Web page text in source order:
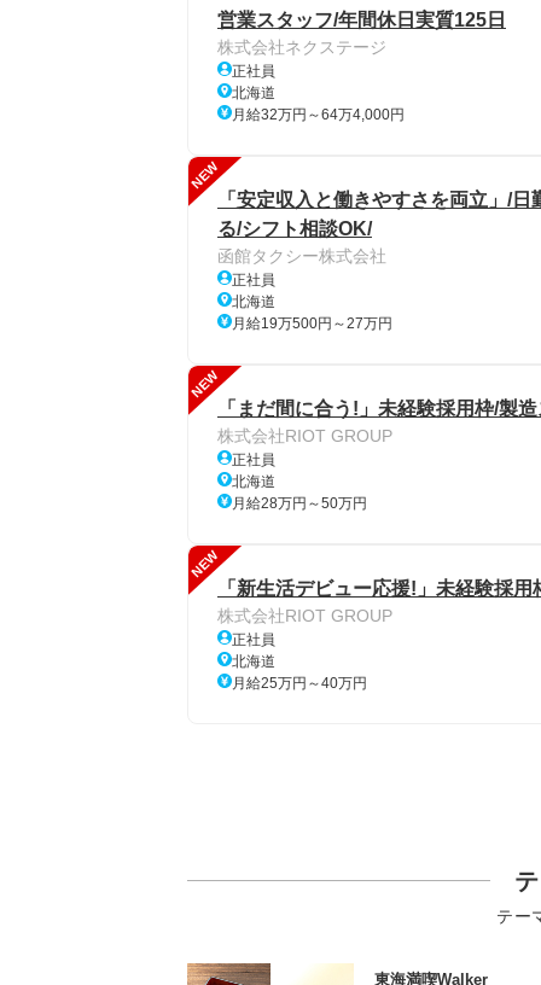
営業スタッフ/年間休日実質125日
株式会社ネクステージ
正社員
北海道
月給32万円～64万4,000円
NEW
「安定収入と働きやすさを両立」/
る/シフト相談OK/
函館タクシー株式会社
正社員
北海道
月給19万500円～27万円
NEW
「まだ間に合う!」未経験採用枠/製
株式会社RIOT GROUP
正社員
北海道
月給28万円～50万円
NEW
「新生活デビュー応援!」未経験採
株式会社RIOT GROUP
正社員
北海道
月給25万円～40万円
テー
東海満喫Walker